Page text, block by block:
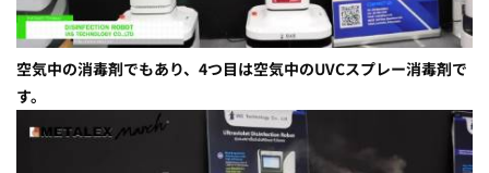
空気中の消毒剤でもあり、4つ目は空気中のUVCスプレー消毒剤で
す。